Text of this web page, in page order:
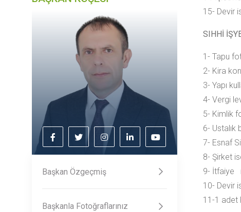
Başkan Özgeçmiş
Başkanla Fotoğraflarınız
15- Devir
SIHHİ
1- Tapu
2- Kira
3- Yapı
4- Vergi
5- Kimlik
6- Ustalık
7- Esnaf
8- Şirket
9- İtfaiye
10- Devir
11-1 adet